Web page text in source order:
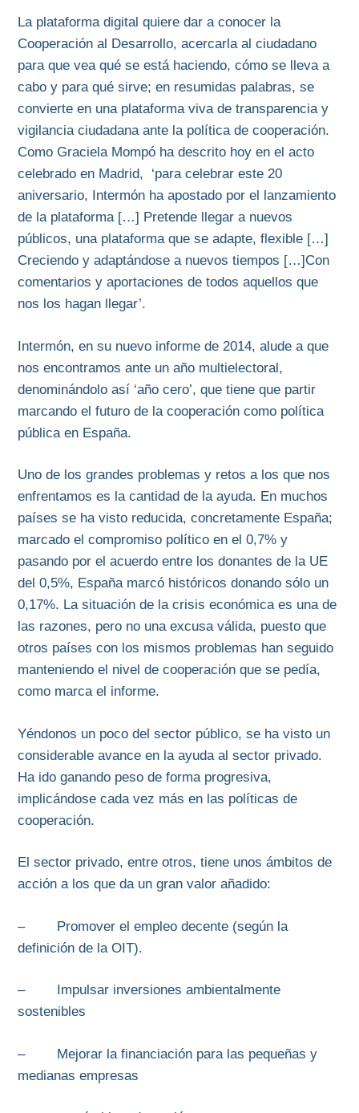
La plataforma digital quiere dar a conocer la
Cooperación al Desarrollo, acercarla al ciudadano
para que vea qué se está haciendo, cómo se lleva a
cabo y para qué sirve; en resumidas palabras, se
convierte en una plataforma viva de transparencia y
vigilancia ciudadana ante la política de cooperación.
Como Graciela Mompó ha descrito hoy en el acto
celebrado en Madrid, ‘para celebrar este 20
aniversario, Intermón ha apostado por el lanzamiento
de la plataforma […] Pretende llegar a nuevos
públicos, una plataforma que se adapte, flexible […]
Creciendo y adaptándose a nuevos tiempos […]Con
comentarios y aportaciones de todos aquellos que
nos los hagan llegar’.
Intermón, en su nuevo informe de 2014, alude a que
nos encontramos ante un año multielectoral,
denominándolo así ‘año cero’, que tiene que partir
marcando el futuro de la cooperación como política
pública en España.
Uno de los grandes problemas y retos a los que nos
enfrentamos es la cantidad de la ayuda. En muchos
países se ha visto reducida, concretamente España;
marcado el compromiso político en el 0,7% y
pasando por el acuerdo entre los donantes de la UE
del 0,5%, España marcó históricos donando sólo un
0,17%. La situación de la crisis económica es una de
las razones, pero no una excusa válida, puesto que
otros países con los mismos problemas han seguido
manteniendo el nivel de cooperación que se pedía,
como marca el informe.
Yéndonos un poco del sector público, se ha visto un
considerable avance en la ayuda al sector privado.
Ha ido ganando peso de forma progresiva,
implicándose cada vez más en las políticas de
cooperación.
El sector privado, entre otros, tiene unos ámbitos de
acción a los que da un gran valor añadido:
– Promover el empleo decente (según la
definición de la OIT).
– Impulsar inversiones ambientalmente
sostenibles
– Mejorar la financiación para las pequeñas y
medianas empresas